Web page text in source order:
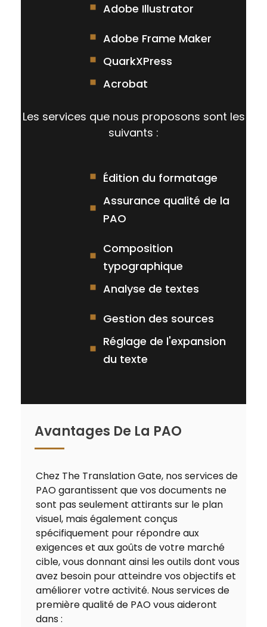
Adobe Illustrator
Adobe Frame Maker
QuarkXPress
Acrobat
Les services que nous proposons sont les
suivants :
Édition du formatage
Assurance qualité de la
PAO
Composition
typographique
Analyse de textes
Gestion des sources
Réglage de l'expansion
du texte
Avantages De La PAO
Chez The Translation Gate, nos services de
PAO garantissent que vos documents ne
sont pas seulement attirants sur le plan
visuel, mais également conçus
spécifiquement pour répondre aux
exigences et aux goûts de votre marché
cible, vous donnant ainsi les outils dont vous
avez besoin pour atteindre vos objectifs et
améliorer votre activité. Nous services de
première qualité de PAO vous aideront
dans :